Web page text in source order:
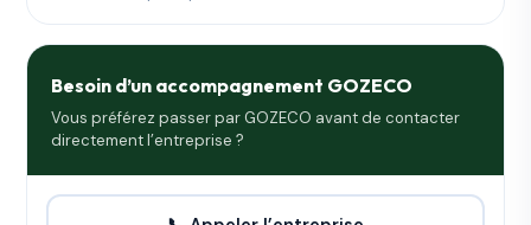
Besoin d’un accompagnement GOZECO
Vous préférez passer par GOZECO avant de contacter
directement l’entreprise ?